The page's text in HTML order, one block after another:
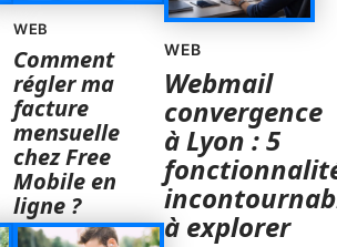
WEB
Comment
régler ma
facture
mensuelle
chez Free
Mobile en
ligne ?
WEB
Webmail
convergence
à Lyon : 5
à explorer